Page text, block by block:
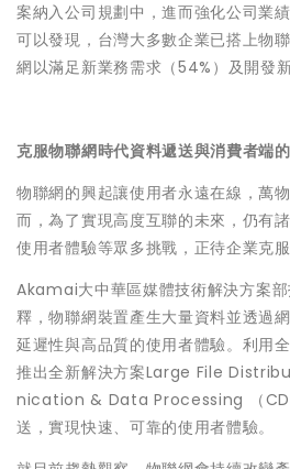
案納入公司規劃中，進而強化公司業
可以發現，台灣大多數企業已搭上物
網以滿足新業務需求（54%）及開發新
克服物聯網時代資料遞送與消費者端
物聯網的興起讓使用者永遠在線，萬
而，為了實現高度互聯的未來，仍有
使用者體驗等眾多挑戰，正待企業克服
Akamai大中華區媒體技術解決方案
釋，物聯網裝置產生大量資料並透過
延遲性與高品質的使用者體驗。利用
推出全新解決方案Large File
nication & Data Processing （
送，實現快速、可靠的使用者體驗。